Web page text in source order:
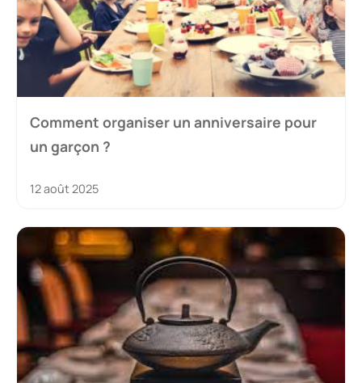
Comment organiser un anniversaire pour
un garçon ?
12 août 2025